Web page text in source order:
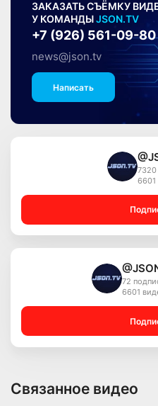
ЗАКАЗАТЬ СЪЁМКУ
У КОМАНДЫJSON.TV
+7 (926) 561-09-80
news@json.tv
Написать
7320
6601
72
6601
Связанное видео